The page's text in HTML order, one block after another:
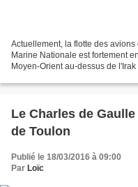
Actuellement, la flotte des
Marine Nationale est fortement
Moyen-Orient au-dessus de
Le Charles de
de Toulon
Publié le 18/03/2016 à 09:00
Par Loïc